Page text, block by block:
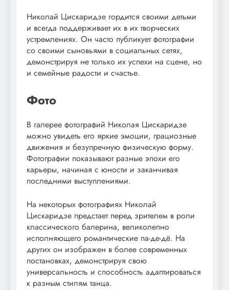
Николай Цискаридзе гордится своими детьми
и всегда поддерживает их в их творческих
устремлениях. Он часто публикует фотографии
со своими сыновьями в социальных сетях,
демонстрируя не только их успехи на сцене, но
и семейные радости и счастье.
Фото
В галерее фотографий Николая Цискаридзе
можно увидеть его яркие эмоции, грациозные
движения и безупречную физическую форму.
Фотографии показывают разные эпохи его
карьеры, начиная с юности и заканчивая
последними выступлениями.
На некоторых фотографиях Николай
Цискаридзе предстает перед зрителем в роли
классического балерина, великолепно
исполняющего романтические па-де-дё. На
других он изображен в более современных
постановках, демонстрируя свою
универсальность и способность адаптироваться
к разным стилям танца.